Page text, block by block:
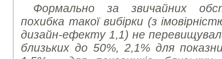
Формально за звичайних
похибка такої вибірки (з
дизайн-ефекту 1,1) не
близьких до 50%, 2,1% для